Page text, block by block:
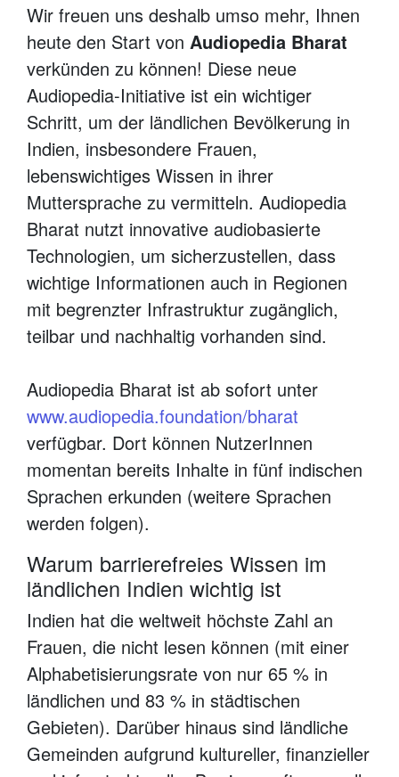
Wir freuen uns deshalb umso mehr, Ihnen
heute den Start von Audiopedia Bharat
verkünden zu können! Diese neue
Audiopedia-Initiative ist ein wichtiger
Schritt, um der ländlichen Bevölkerung in
Indien, insbesondere Frauen,
lebenswichtiges Wissen in ihrer
Muttersprache zu vermitteln. Audiopedia
Bharat nutzt innovative audiobasierte
Technologien, um sicherzustellen, dass
wichtige Informationen auch in Regionen
mit begrenzter Infrastruktur zugänglich,
teilbar und nachhaltig vorhanden sind.
Audiopedia Bharat ist ab sofort unter
www.audiopedia.foundation/bharat
verfügbar. Dort können NutzerInnen
momentan bereits Inhalte in fünf indischen
Sprachen erkunden (weitere Sprachen
werden folgen).
Warum barrierefreies Wissen im
ländlichen Indien wichtig ist
Indien hat die weltweit höchste Zahl an
Frauen, die nicht lesen können (mit einer
Alphabetisierungsrate von nur 65 % in
ländlichen und 83 % in städtischen
Gebieten). Darüber hinaus sind ländliche
Gemeinden aufgrund kultureller, finanzieller